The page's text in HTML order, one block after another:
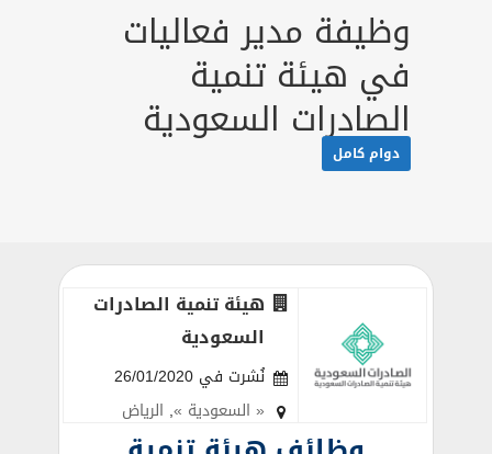
وظيفة مدير فعاليات
في هيئة تنمية
الصادرات السعودية
دوام كامل
هيئة تنمية الصادرات
السعودية
نُشرت في 26/01/2020
« السعودية », الرياض